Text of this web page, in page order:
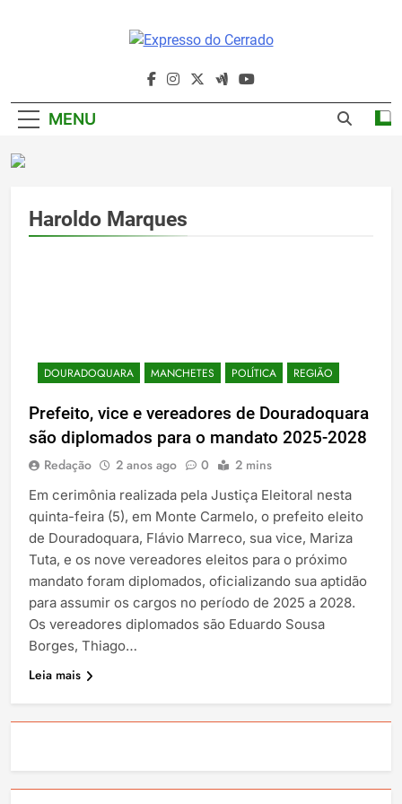
Expresso Do
Cerrado
MENU
Haroldo Marques
DOURADOQUARA MANCHETES POLÍTICA REGIÃO
Prefeito, vice e vereadores de Douradoquara
são diplomados para o mandato 2025-2028
Redação 2 anos ago 0 2 mins
Em cerimônia realizada pela Justiça Eleitoral nesta
quinta-feira (5), em Monte Carmelo, o prefeito eleito
de Douradoquara, Flávio Marreco, sua vice, Mariza
Tuta, e os nove vereadores eleitos para o próximo
mandato foram diplomados, oficializando sua aptidão
para assumir os cargos no período de 2025 a 2028.
Os vereadores diplomados são Eduardo Sousa
Borges, Thiago…
Leia mais